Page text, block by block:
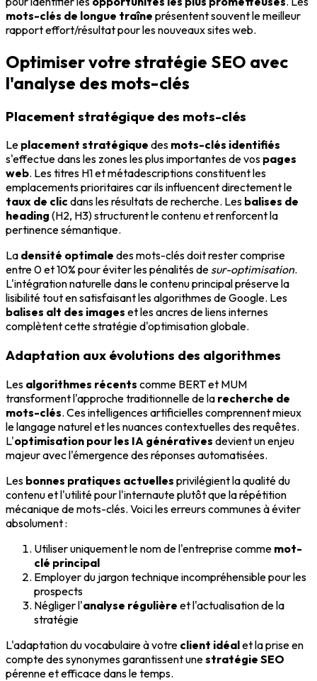
mots-clés de longue traîne présentent souvent le meilleur
rapport effort/résultat pour les nouveaux sites web.
Optimiser votre stratégie SEO avec
l'analyse des mots-clés
Placement stratégique des mots-clés
Le placement stratégique des mots-clés identifiés
s'effectue dans les zones les plus importantes de vos pages
web. Les titres H1 et métadescriptions constituent les
emplacements prioritaires car ils influencent directement le
taux de clicdans les résultats de recherche. Les balises de
heading (H2, H3) structurent le contenu et renforcent la
pertinence sémantique.
La densité optimale des mots-clés doit rester comprise
entre 0 et 10% pour éviter les pénalités de sur-optimisation.
L'intégration naturelle dans le contenu principal préserve la
lisibilité tout en satisfaisant les algorithmes de Google. Les
balises alt des images et les ancres de liens internes
complètent cette stratégie d'optimisation globale.
Adaptation aux évolutions des algorithmes
Les algorithmes récents comme BERT et MUM
transforment l'approche traditionnelle de la recherche de
mots-clés. Ces intelligences artificielles comprennent mieux
le langage naturel et les nuances contextuelles des requêtes.
L'optimisation pour les IA génératives devient un enjeu
majeur avec l'émergence des réponses automatisées.
Les bonnes pratiques actuelles privilégient la qualité du
contenu et l'utilité pour l'internaute plutôt que la répétition
mécanique de mots-clés. Voici les erreurs communes à éviter
absolument :
Utiliser uniquement le nom de l'entreprise comme mot-
clé principal
Employer du jargon technique incompréhensible pour les
prospects
Négliger l'analyse régulière et l'actualisation de la
stratégie
L'adaptation du vocabulaire à votre client idéalet la prise en
compte des synonymes garantissent unestratégie SEO
pérenne et efficace dans le temps.